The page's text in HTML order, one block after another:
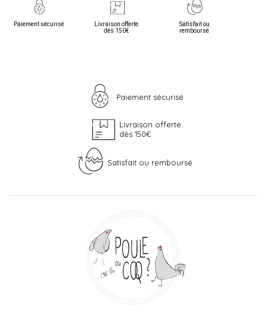
Paiement sécurisé
Livraison offerte
dès 150€
Satisfait ou
remboursé
Paiement sécurisé
Livraison offerte
dès 150€
Satisfait ou remboursé